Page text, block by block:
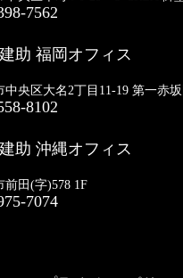
7562
助 福岡オフィス
中央区大名2丁目11-19 第一赤
8102
助 沖縄オフィス
前田(字)578 1F
7074